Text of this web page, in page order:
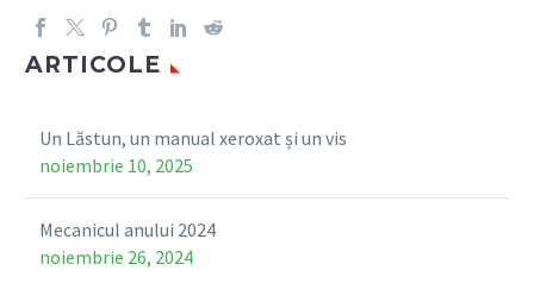
ARTICOLE
Un Lăstun, un manual xeroxat și un vis
noiembrie 10, 2025
Mecanicul anului 2024
noiembrie 26, 2024